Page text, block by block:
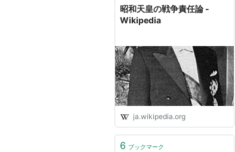
昭和天皇の戦争責任論 -
Wikipedia
ja.wikipedia.org
6 ブックマーク